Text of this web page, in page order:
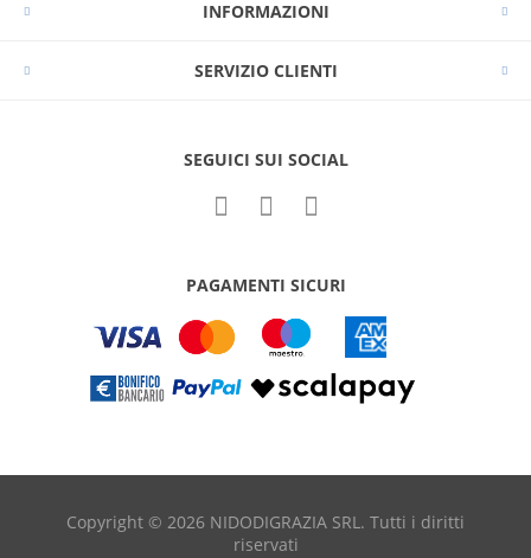
INFORMAZIONI
SERVIZIO CLIENTI
SEGUICI SUI SOCIAL
PAGAMENTI SICURI
Copyright © 2026 NIDODIGRAZIA SRL. Tutti i diritti
riservati